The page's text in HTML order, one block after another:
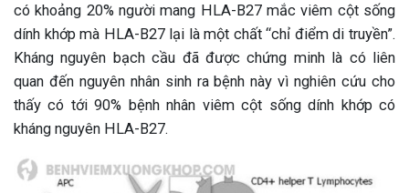
có khoảng 20% người mang HLA-B27 mắc viêm cột sống
dính khớp mà HLA-B27 lại là một chất “chỉ điểm di truyền”.
Kháng nguyên bạch cầu đã được chứng minh là có liên
quan đến nguyên nhân sinh ra bệnh này vì nghiên cứu cho
thấy có tới 90% bệnh nhân viêm cột sống dính khớp có
kháng nguyên HLA-B27.